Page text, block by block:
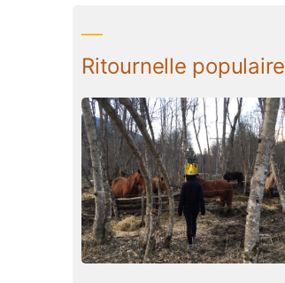
Ritournelle populaire